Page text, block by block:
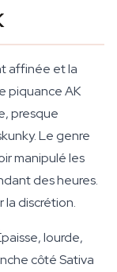
affinée et la
piquance AK
presque
Le genre
manipulé les
des heures.
la discrétion.
lourde,
côté Sativa